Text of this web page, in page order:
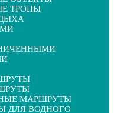
ТРОПЫ
МАРШРУТЫ
ДЛЯ ВОДНОГО